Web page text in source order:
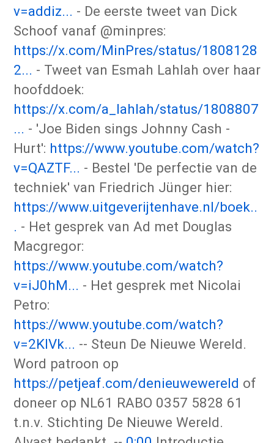
v=addiz... - De eerste tweet van Dick
Schoof vanaf @minpres:
https://x.com/MinPres/status/1808128
2... - Tweet van Esmah Lahlah over haar
hoofddoek:
https://x.com/a_lahlah/status/1808807
... - 'Joe Biden sings Johnny Cash -
Hurt': https://www.youtube.com/watch?
v=QAZTF... - Bestel 'De perfectie van de
techniek' van Friedrich Jünger hier:
https://www.uitgeverijtenhave.nl/boek..
. - Het gesprek van Ad met Douglas
Macgregor:
https://www.youtube.com/watch?
v=iJ0hM... - Het gesprek met Nicolai
Petro:
https://www.youtube.com/watch?
v=2KIVk... -- Steun De Nieuwe Wereld.
Word patroon op
https://petjeaf.com/denieuwewereld of
doneer op NL61 RABO 0357 5828 61
t.n.v. Stichting De Nieuwe Wereld.